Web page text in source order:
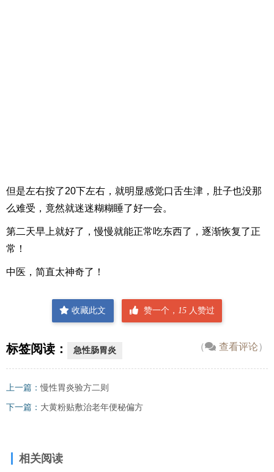
但是左右按了20下左右，就明显感觉口舌生津，肚子也没那
么难受，竟然就迷迷糊糊睡了好一会。
第二天早上就好了，慢慢就能正常吃东西了，逐渐恢复了正
常！
中医，简直太神奇了！
收藏此文 赞一个， 15 人赞过
（ 查看评论）
标签阅读： 急性肠胃炎
上一篇：慢性胃炎验方二则
下一篇： 大黄粉贴敷治老年便秘偏方
相关阅读